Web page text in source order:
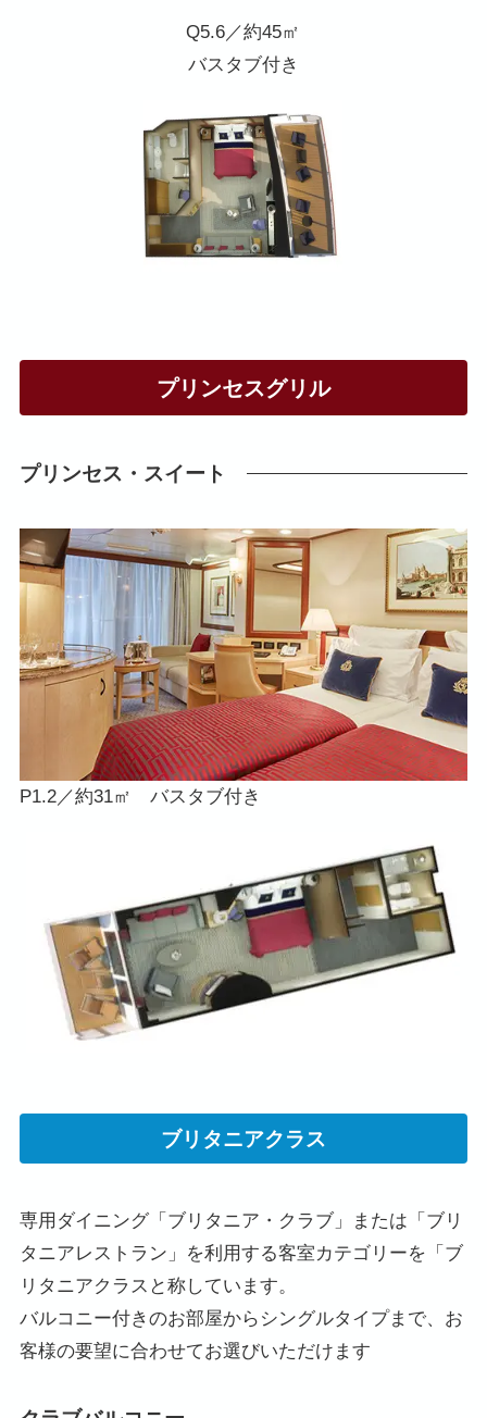
Q5.6／約45㎡
バスタブ付き
プリンセスグリル
プリンセス・スイート
P1.2／約31㎡ バスタブ付き
ブリタニアクラス
専用ダイニング「ブリタニア・クラブ」または「ブリ
タニアレストラン」を利用する客室カテゴリーを「ブ
リタニアクラスと称しています。
バルコニー付きのお部屋からシングルタイプまで、お
客様の要望に合わせてお選びいただけます